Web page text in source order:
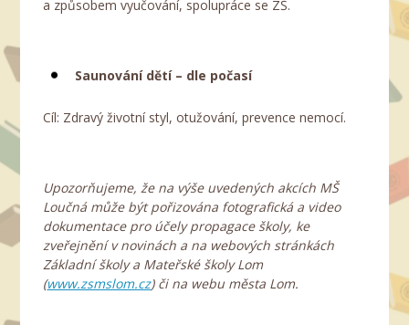
a způsobem vyučování, spolupráce se ZŠ.
Saunování dětí – dle počasí
Cíl: Zdravý životní styl, otužování, prevence nemocí.
Upozorňujeme, že na výše uvedených akcích MŠ
Loučná může být pořizována fotografická a video
dokumentace pro účely propagace školy, ke
zveřejnění v novinách a na webových stránkách
Základní školy a Mateřské školy Lom
(www.zsmslom.cz) či na webu města Lom.